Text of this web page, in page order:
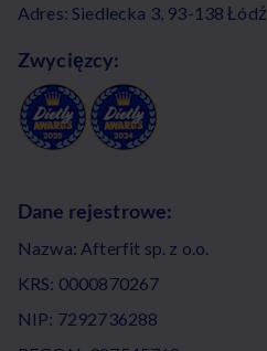
Adres: Siedlecka 3, 93-138 Łódź
Zwycięzcy:
Dane rejestrowe:
Nazwa: Afterfit sp. z o.o.
KRS: 0000870267
NIP: 7292736288